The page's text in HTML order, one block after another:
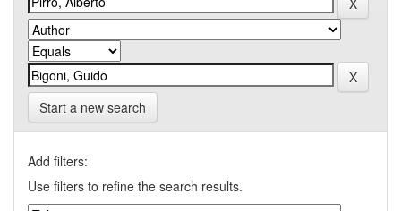
Start a new search
Add filters:
Use filters to refine the search results.